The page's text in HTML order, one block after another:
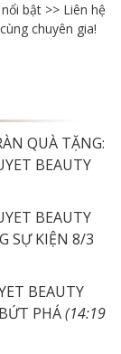
bật >> Liên hệ
chuyên gia!
QUÀ TẶNG:
BEAUTY
BEAUTY
SỰ KIỆN 8/3
BEAUTY
PHÁ(14:19